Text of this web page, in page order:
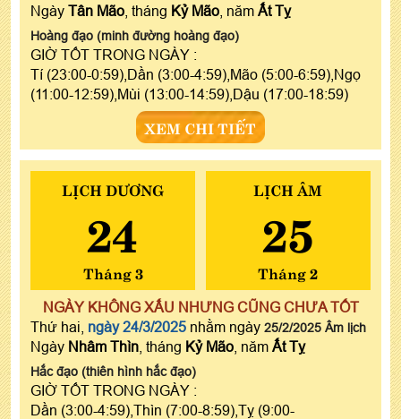
Ngày Tân Mão , tháng Kỷ Mão , năm Ất Tỵ
Hoàng đạo (minh đường hoàng đạo)
GIỜ TỐT TRONG NGÀY :
Tí (23:00-0:59),Dần (3:00-4:59),Mão (5:00-6:59),Ngọ
(11:00-12:59),Mùi (13:00-14:59),Dậu (17:00-18:59)
XEM CHI TIẾT
LỊCH DƯƠNG
24
Tháng 3
LỊCH ÂM
25
Tháng 2
NGÀY KHÔNG XẤU NHƯNG CŨNG CHƯA TỐT
Thứ hai, ngày 24/3/2025 nhằm ngày 25/2/2025 Âm lịch
Ngày Nhâm Thìn , tháng Kỷ Mão , năm Ất Tỵ
Hắc đạo (thiên hình hắc đạo)
GIỜ TỐT TRONG NGÀY :
Dần (3:00-4:59),Thìn (7:00-8:59),Tỵ (9:00-